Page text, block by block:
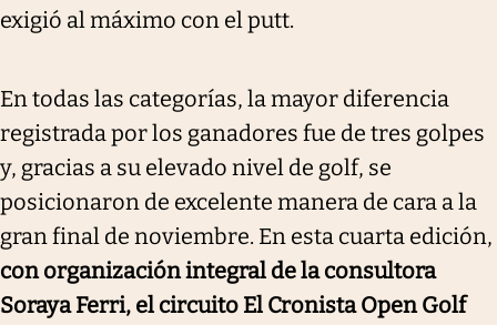
exigió al máximo con el putt.
En todas las categorías, la mayor diferencia
registrada por los ganadores fue de tres golpes
y, gracias a su elevado nivel de golf, se
posicionaron de excelente manera de cara a la
gran final de noviembre. En esta cuarta edición,
con organización integral de la consultora
Soraya Ferri, el circuito El Cronista Open Golf